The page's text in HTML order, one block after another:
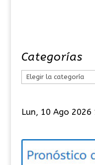
Categorías
e
o
Lun, 10 Ago